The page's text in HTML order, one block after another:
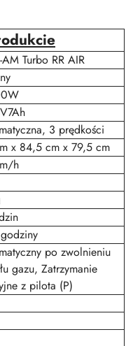
Turbo RR AIR
3 prędkości
x 84,5 cm x 79,5 cm
h
po zwolnieniu
gazu, Zatrzymanie
z pilota (P)